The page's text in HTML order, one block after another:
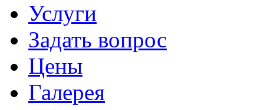
Услуги
Задать вопрос
Цены
Галерея